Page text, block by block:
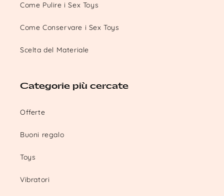
Come Pulire i Sex Toys
Come Conservare i Sex Toys
Scelta del Materiale
Categorie più cercate
Offerte
Buoni regalo
Toys
Vibratori